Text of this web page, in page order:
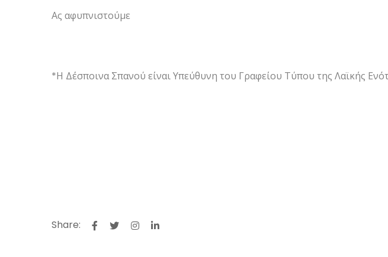
Ας αφυπνιστούμε
*Η Δέσποινα Σπανού είναι Υπεύθυνη του Γραφείου Τύπου της Λαϊκής
Share: